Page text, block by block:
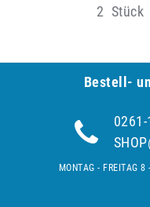
2 Stück
Bestell-
MONTAG - FREITAG